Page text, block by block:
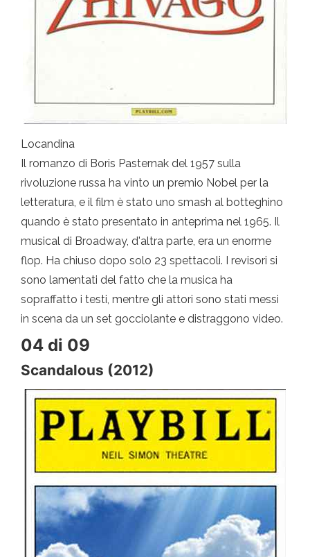
Locandina
Il romanzo di Boris Pasternak del 1957 sulla
rivoluzione russa ha vinto un premio Nobel per la
letteratura, e il film è stato uno smash al botteghino
quando è stato presentato in anteprima nel 1965. Il
musical di Broadway, d'altra parte, era un enorme
flop. Ha chiuso dopo solo 23 spettacoli. I revisori si
sono lamentati del fatto che la musica ha
sopraffatto i testi, mentre gli attori sono stati messi
in scena da un set gocciolante e distraggono video.
04 di 09
Scandalous (2012)